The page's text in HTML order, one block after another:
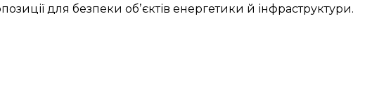
для безпеки обʼєктів енергетики й інфраструктури.